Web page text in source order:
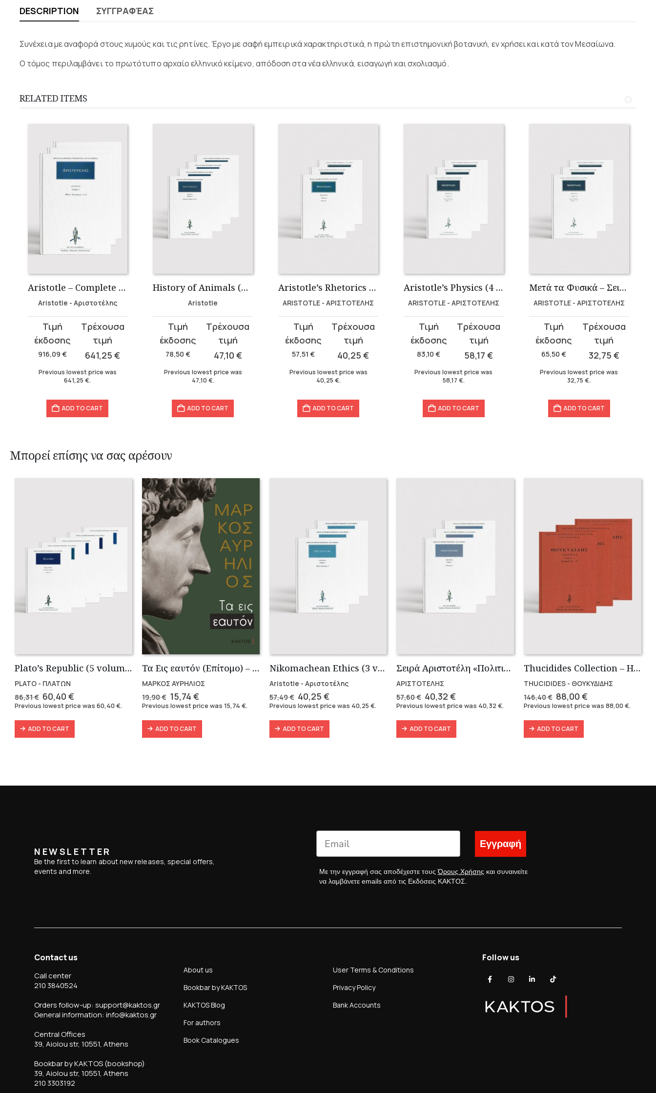
DESCRIPTION ΣΥΓΓΡΑΦΈΑΣ
Συνέχεια με αναφορά στους χυμούς και τις ρητίνες. Έργο με σαφή εμπειρικά χαρακτηριστικά, η πρώτη επιστημονική βοτανική, εν χρήσει και κατά τον Μεσαίωνα.
Ο τόμος περιλαμβάνει το πρωτότυπο αρχαίο ελληνικό κείμενο, απόδοση στα νέα ελληνικά, εισαγωγή και σχολιασμό.
RELATED ITEMS
Aristotle – Complete Works Collection (45 volumes)
Aristotle - Αριστοτέλης
916,09€
Original
price
was:
916,09 €.
641,25€
Current
price
641,25 €.
Previous lowest price was
641,25€.
ADD TO CART
History of Animals (4 volumes)
Aristotle
78,50€
Original
price
was:
78,50 €.
47,10 €
Current
price
47,10 €.
Previous lowest price was
47,10 €.
ADD TO CART
Aristotle’s Rhetorics (3 volumes)
ARISTOTLE - ΑΡΙΣΤΟΤΕΛΗΣ
57,51 €
Original
price
was:
57,51 €.
40,25€
Current
price
40,25 €.
Previous lowest price was
40,25 €.
ADD TO CART
Aristotle’s Physics (4 Volumes)
ARISTOTLE - ΑΡΙΣΤΟΤΕΛΗΣ
83,10€
Original
price
was:
83,10 €.
58,17€
Current
price
58,17 €.
Previous lowest price was
58,17 €.
ADD TO CART
Μετά τα Φυσικά – Σειρά (3 τόμοι)
ARISTOTLE - ΑΡΙΣΤΟΤΕΛΗΣ
65,50€
Original
price
was:
65,50 €.
32,75 €
Current
price
32,75 €.
Previous lowest price was
32,75€.
ADD TO CART
Μπορεί επίσης να σας αρέσουν
Plato’s Republic (5 volumes)
PLATO - ΠΛΑΤΩΝ
86,31€ Original
price
86,31 €.
60,40€
price
60,40 €.
Previous lowest price was 60,40€.
ADD TO CART
Τα Εις εαυτόν (Επίτομο) – Μάρκος Αυρήλιος
ΜΑΡΚΟΣ ΑΥΡΗΛΙΟΣ
19,90€ Original
price
19,90 €.
15,74 €Current
price
15,74 €.
Previous lowest price was 15,74 €.
ADD TO CART
Nikomachean Ethics (3 volumes)
Aristotle - Αριστοτέλης
57,49€ Original
price
57,49 €.
40,25 €Current
price
40,25 €.
Previous lowest price was 40,25 €.
ADD TO CART
Σειρά Αριστοτέλη «Πολιτικά» (3 τόμοι)
ΑΡΙΣΤΟΤΕΛΗΣ
57,60€ Original
price
57,60 €.
40,32€
price
40,32 €.
Previous lowest price was 40,32€.
ADD TO CART
Thucidides Collection – Hardbound Edition (4 volumes)
THUCIDIDES - ΘΟΥΚΥΔΙΔΗΣ
146,40€ Original
price
was:
146,40 €.
88,00€
price
Previous lowest price was88,00€.
ADD TO CART
NEWSLETTER
Be the first to learn about new releases, special offers,
events and more.
Εγγραφή
Με την εγγραφή σας αποδέχεστε τουςΌρους Χρήσης και συναινείτε
να λαμβάνετε emails από τις Εκδόσεις ΚΑΚΤΟΣ.
Contact us
Call center
210 3840524
Orders follow-up: support@kaktos.gr
General information: info@kaktos.gr
Central Offices
39, Aiolou str, 10551, Athens
Bookbar by KAKTOS (bookshop)
39, Aiolou str, 10551, Athens
210 3303192
About us
Bookbar by KAKTOS
KAKTOS Blog
For authors
Book Catalogues
User Terms & Conditions
Privacy Policy
Bank Accounts
Follow us